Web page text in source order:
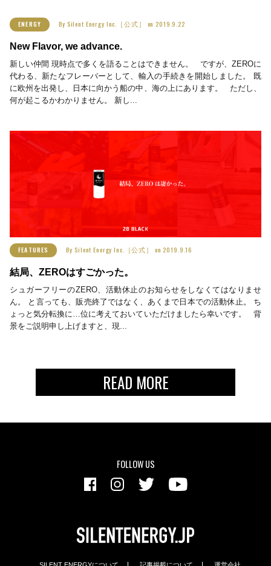
ENERGY By Silent Energy Inc.［公式］ on 2019.9.22
New Flavor, we advance.
新しい仲間 現時点で多くを語ることはできません。 ですが、ZEROに
代わる、新たなフレーバーとして、輸入の手続きを開始しました。 既
に欧州を出発し、日本に向かう船の中、海の上にあります。 ただし、
何が起こるかわかりません。 新し...
FEATURES By Silent Energy Inc.［公式］ on 2019.9.16
結局、ZEROはすごかった。
シュガーフリーのZERO、活動休止のお知らせをしなくてはなりませ
ん。 と言っても、販売終了ではなく、あくまで日本での活動休止。 ち
ょっと気分転換に…位に考えておいていただけましたら幸いです。 背
景をご説明申し上げますと、現...
READ MORE
FOLLOW US